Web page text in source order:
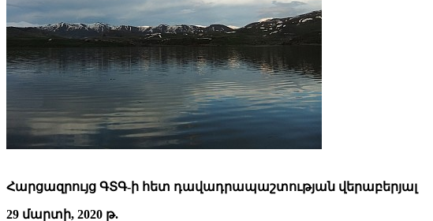
Հարցազրույց ԳՏԳ-ի հետ դավադրապաշտության վերաբերյալ
29 մարտի, 2020 թ.